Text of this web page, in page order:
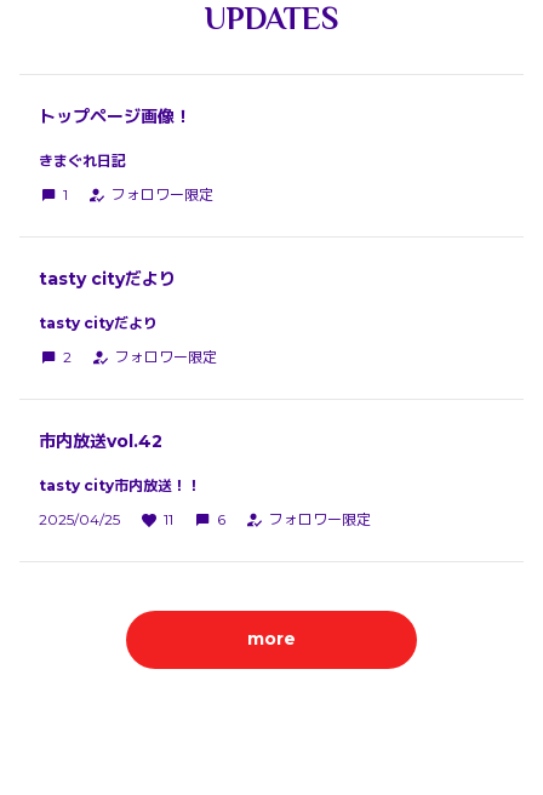
UPDATES
トップページ画像！
きまぐれ日記
1
フォロワー限定
tasty cityだより
tasty cityだより
2
フォロワー限定
市内放送vol.42
tasty city市内放送！！
2025/04/25
11 6 フォロワー限定
more